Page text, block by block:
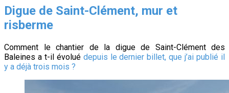
Digue de Saint-Clément, mur et
risberme
Comment le chantier de la digue de Saint-Clément des
Baleines a t-il évolué depuis le dernier billet, que j’ai publié il
y a déjà trois mois ?